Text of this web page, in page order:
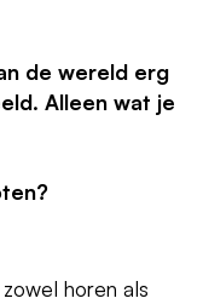
de wereld erg
Alleen wat je
horen als